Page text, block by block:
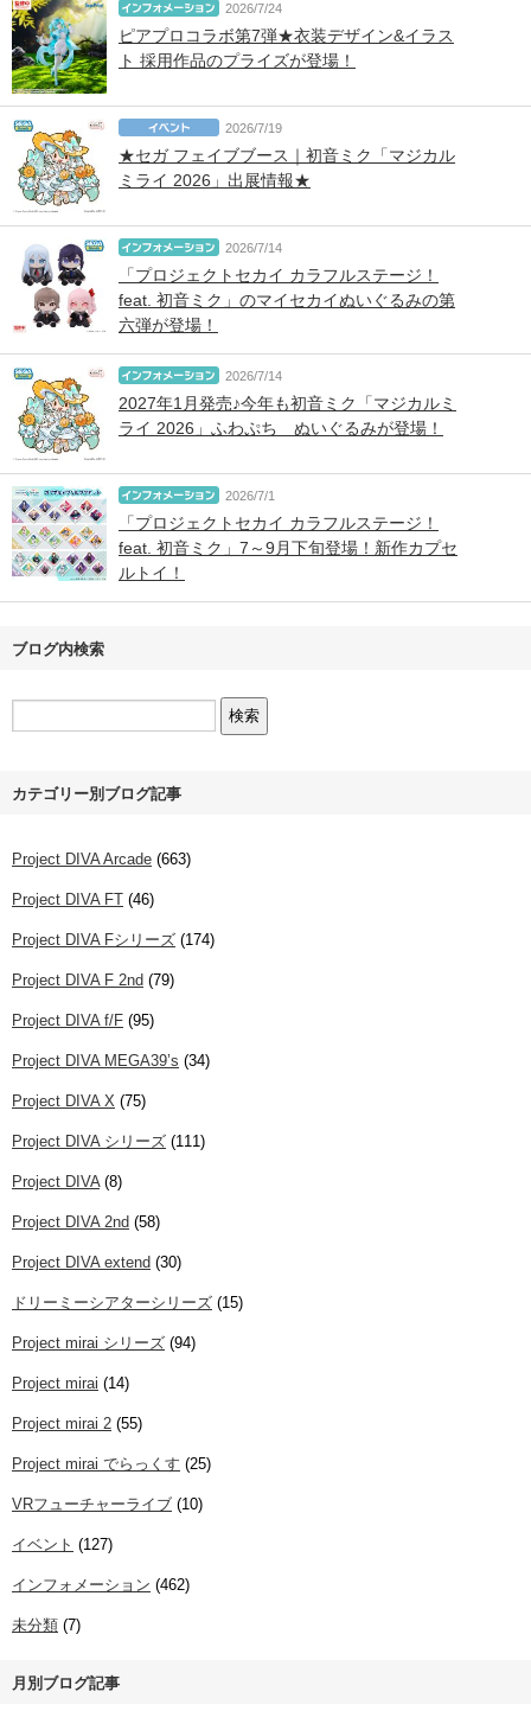
2026/7/24
ピアプロコラボ第7弾★衣装デザイン&イラス
ト 採用作品のプライズが登場！
2026/7/19
★セガ フェイブブース｜初音ミク「マジカル
ミライ 2026」出展情報★
2026/7/14
「プロジェクトセカイ カラフルステージ！
feat. 初音ミク」のマイセカイぬいぐるみの第
六弾が登場！
2026/7/14
2027年1月発売♪今年も初音ミク「マジカルミ
ライ 2026」ふわぷち ぬいぐるみが登場！
2026/7/1
「プロジェクトセカイ カラフルステージ！
feat. 初音ミク」7～9月下旬登場！新作カプセ
ルトイ！
ブログ内検索
カテゴリー別ブログ記事
Project DIVA Arcade (663)
Project DIVA FT (46)
Project DIVA Fシリーズ (174)
Project DIVA F 2nd (79)
Project DIVA f/F (95)
Project DIVA MEGA39’s (34)
Project DIVA X (75)
Project DIVA シリーズ (111)
Project DIVA(8)
Project DIVA 2nd (58)
Project DIVA extend (30)
ドリーミーシアターシリーズ (15)
Project mirai シリーズ (94)
Project mirai (14)
Project mirai 2 (55)
Project mirai でらっくす (25)
VRフューチャーライブ (10)
イベント (127)
インフォメーション (462)
未分類 (7)
月別ブログ記事